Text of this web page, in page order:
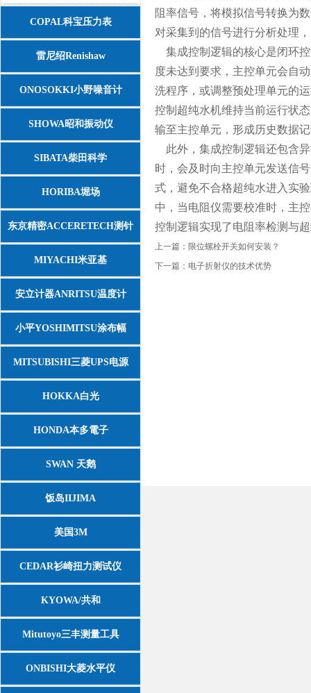
COPAL科宝压力表
雷尼绍Renishaw
ONOSOKKI小野噪音计
SHOWA昭和振动仪
SIBATA柴田科学
HORIBA堀场
东京精密ACCERETECH测针
MIYACHI米亚基
安立计器ANRITSU温度计
小平YOSHIMITSU涂布幅
MITSUBISHI三菱UPS电源
HOKKA白光
HONDA本多電子
SWAN 天鹅
饭岛IIJIMA
美国3M
CEDAR衫崎扭力测试仪
KYOWA/共和
Mitutoyo三丰测量工具
ONBISHI大菱水平仪
阻率信号，将模拟信号转换为
对采集到的信号进行分析处理
集成控制逻辑的核心是闭环
度未达到要求，主控单元会自
洗程序，或调整预处理单元的
控制超纯水机维持当前运行状
输至主控单元，形成历史数据
此外，集成控制逻辑还包含
时，会及时向主控单元发送信
式，避免不合格超纯水进入实
中，当电阻仪需要校准时，主
控制逻辑实现了电阻率检测与
上一篇： 限位螺栓开关如何安装？
下一篇： 电子折射仪的技术优势